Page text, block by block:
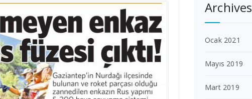
Archives
Ocak 2021
Mayıs 2019
Mart 2019